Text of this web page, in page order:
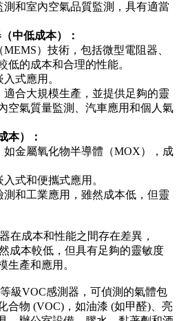
測和室內空氣品質監測，具有適當
中低成本）：
）技術，包括微型電阻器、
低的成本和合理的性能。
式應用。
適合大規模生產，並提供足夠的靈
空氣質量監測、汽車應用和個人氣
本）：
如金屬氧化物半導體（MOX），成
式和便攜式應用。
測和工業應用，雖然成本低，但靈
在成本和性能之間存在差異，
成本較低，但具有足夠的靈敏度
生產和應用。
級VOC感測器，可偵測的氣體包
合物 (VOC)，如油漆 (如甲醛)、亮